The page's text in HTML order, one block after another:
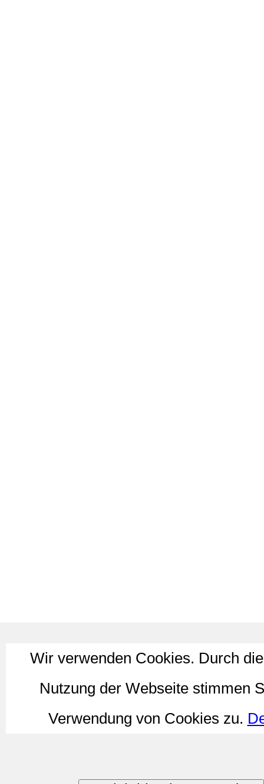
Wir verwenden Cookies. Durch
Nutzung der Webseite stimmen
Verwendung von Cookies zu.